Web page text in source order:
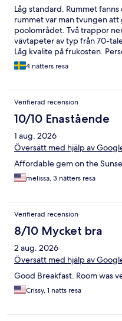
Låg standard. Rummet
rummet var man tvungen att
poolområdet. Två trappor
vävtapeter av typ från 70-
Låg kvalite på frukosten.
hjälpsam.
4 nätters resa
Verifierad recension
10/10 Enastående
1 aug. 2026
Översätt med hjälp av
Affordable gem on the
melissa, 3 nätters resa
Verifierad recension
8/10 Mycket bra
2 aug. 2026
Översätt med hjälp av
Good Breakfast. Room was
Crissy, 1 natts resa